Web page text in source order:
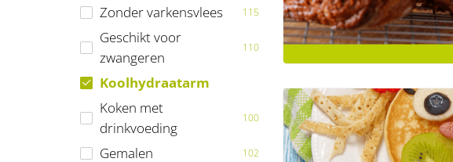
Zonder varkensvlees 115
Geschikt voor
zwangeren
110
Koolhydraatarm
Koken met
drinkvoeding
100
Gemalen 102